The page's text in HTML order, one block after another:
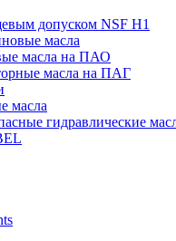
допуском NSF H1
масла
масла на ПАО
масла на ПАГ
масла
гидравлические